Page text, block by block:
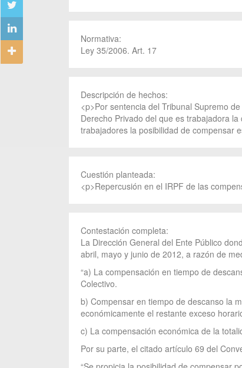
Normativa:
Ley 35/2006. Art. 17
Descripción de hechos:
<p>Por sentencia del Tribunal Supremo
Derecho Privado del que es trabajadora
trabajadores la posibilidad de compensar
Cuestión planteada:
<p>Repercusión en el IRPF de las
Contestación completa:
La Dirección General del Ente Público
abril, mayo y junio de 2012, a razón de
“a) La compensación en tiempo de
Colectivo.
b) Compensar en tiempo de descanso la
económicamente el restante exceso
c) La compensación económica de la
Por su parte, el citado artículo 69 del